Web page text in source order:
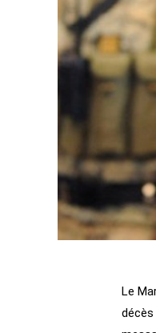
Le